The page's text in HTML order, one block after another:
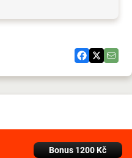
Bonus 1200 Kč